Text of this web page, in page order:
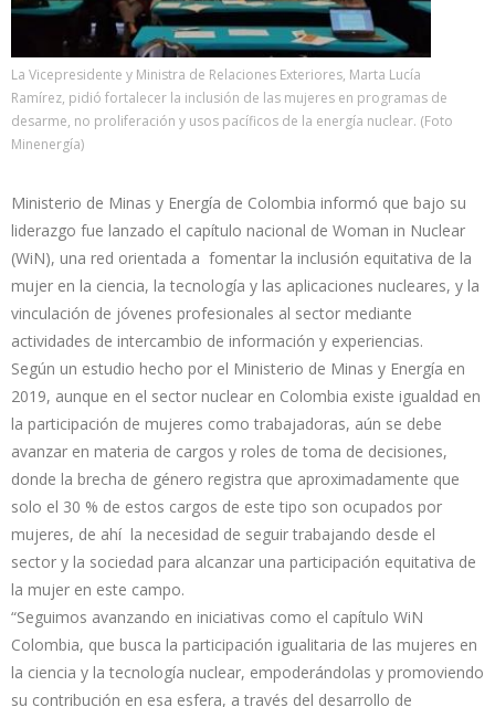
La Vicepresidente y Ministra de Relaciones Exteriores, Marta Lucía
Ramírez, pidió fortalecer la inclusión de las mujeres en programas de
desarme, no proliferación y usos pacíficos de la energía nuclear. (Foto
Minenergía)
Ministerio de Minas y Energía de Colombia informó que bajo su
liderazgo fue lanzado el capítulo nacional de Woman in Nuclear
(WiN), una red orientada a fomentar la inclusión equitativa de la
mujer en la ciencia, la tecnología y las aplicaciones nucleares, y la
vinculación de jóvenes profesionales al sector mediante
actividades de intercambio de información y experiencias.
Según un estudio hecho por el Ministerio de Minas y Energía en
2019, aunque en el sector nuclear en Colombia existe igualdad en
la participación de mujeres como trabajadoras, aún se debe
avanzar en materia de cargos y roles de toma de decisiones,
donde la brecha de género registra que aproximadamente que
solo el 30 % de estos cargos de este tipo son ocupados por
mujeres, de ahí la necesidad de seguir trabajando desde el
sector y la sociedad para alcanzar una participación equitativa de
la mujer en este campo.
“Seguimos avanzando en iniciativas como el capítulo WiN
Colombia, que busca la participación igualitaria de las mujeres en
la ciencia y la tecnología nuclear, empoderándolas y promoviendo
su contribución en esa esfera, a través del desarrollo de